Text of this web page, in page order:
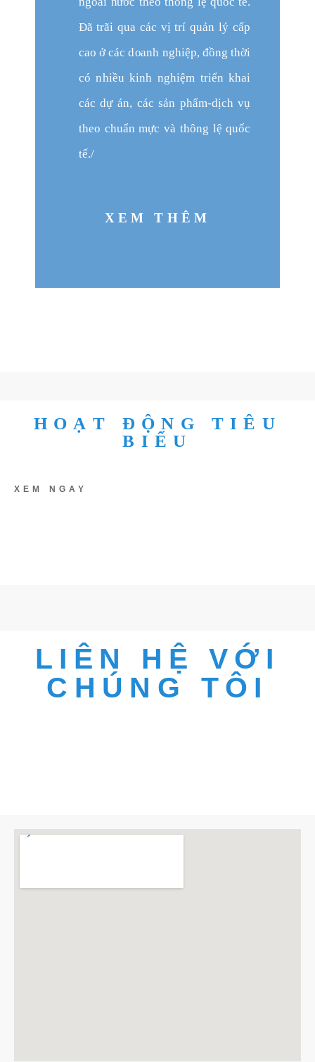
Đã trãi qua các vị trí quảnlýcấp
cao ởcác doanh nghiệp, đồng thời
cónhiềukinh nghiệm triểnkhai
các dự án, các sản phẩm-dịch vụ
theo chuẩn mực và thông lệ quốc
tế./
XEM THÊM
HOẠT ĐỘNG TIÊU
BIỂU
XEM NGAY
LIÊN HỆ VỚI
CHÚNG TÔI